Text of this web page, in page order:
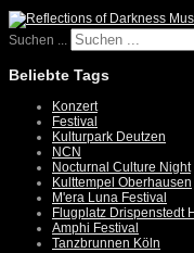
Suchen ...
Beliebte Tags
Konzert
Festival
Kulturpark Deutzen
NCN
Nocturnal Culture Night
Kulttempel Oberhausen
M'era Luna Festival
Flugplatz Drispenstedt
Amphi Festival
Tanzbrunnen Köln